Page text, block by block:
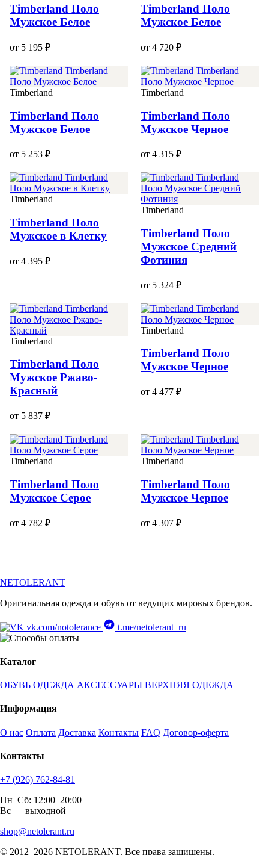
Timberland Поло
Мужское Белое
от 5 195 ₽
Timberland Поло
Мужское Белое
от 4 720 ₽
Timberland
Timberland Поло
Мужское Белое
от 5 253 ₽
Timberland
Timberland Поло
Мужское Черное
от 4 315 ₽
Timberland
Timberland Поло
Мужское в Клетку
от 4 395 ₽
Timberland
Timberland Поло
Мужское Средний
Фотиния
от 5 324 ₽
Timberland
Timberland Поло
Мужское Ржаво-
Красный
от 5 837 ₽
Timberland
Timberland Поло
Мужское Черное
от 4 477 ₽
Timberland
Timberland Поло
Мужское Серое
от 4 782 ₽
Timberland
Timberland Поло
Мужское Черное
от 4 307 ₽
NETOLERANT
Оригинальная одежда и обувь от ведущих мировых брендов.
vk.com/notolerance t.me/netolerant_ru
Каталог
ОБУВЬ ОДЕЖДА АКСЕССУАРЫ ВЕРХНЯЯ ОДЕЖДА
Информация
О нас Оплата Доставка Контакты FAQ Договор-оферта
Контакты
+7 (926) 762-84-81
Пн–Сб: 12:00–20:00
Вс — выходной
shop@netolerant.ru
© 2012–2026 NETOLERANT. Все права защищены.